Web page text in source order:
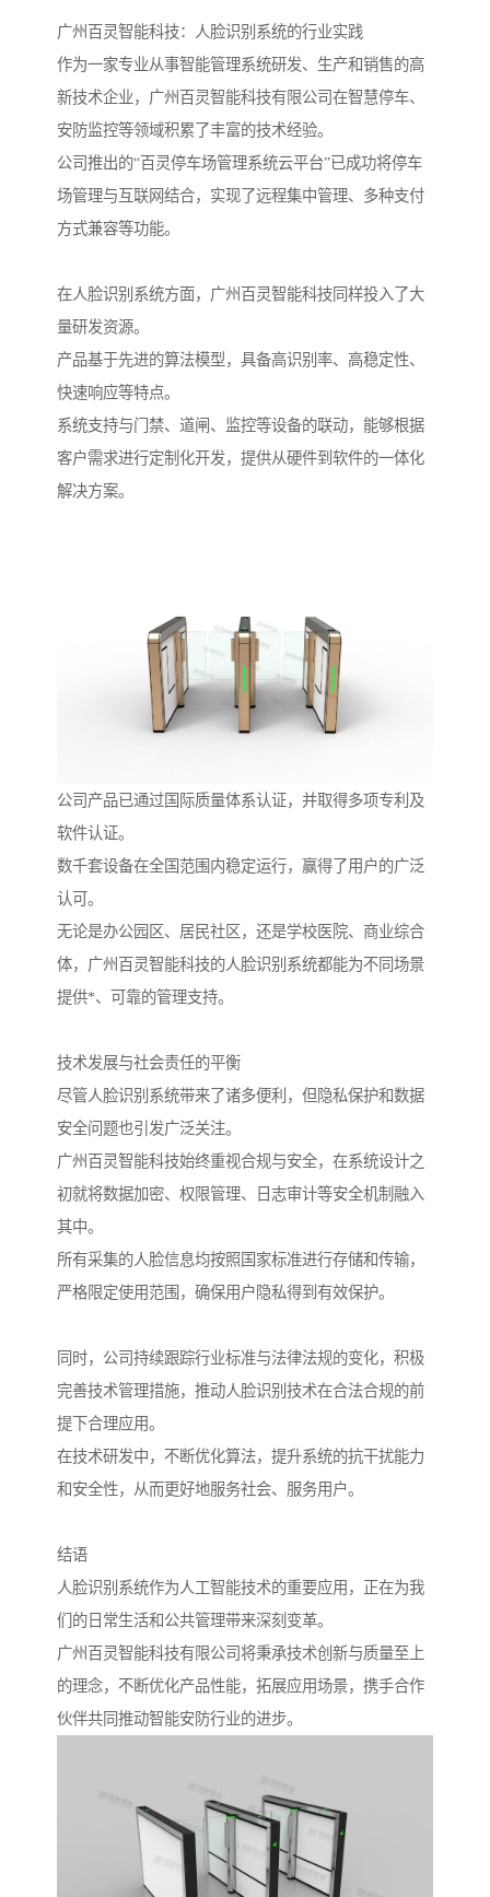
广州百灵智能科技：人脸识别系统的行业实践
作为一家专业从事智能管理系统研发、生产和销售的高
新技术企业，广州百灵智能科技有限公司在智慧停车、
安防监控等领域积累了丰富的技术经验。
公司推出的“百灵停车场管理系统云平台”已成功将停车
场管理与互联网结合，实现了远程集中管理、多种支付
方式兼容等功能。
在人脸识别系统方面，广州百灵智能科技同样投入了大
量研发资源。
产品基于先进的算法模型，具备高识别率、高稳定性、
快速响应等特点。
系统支持与门禁、道闸、监控等设备的联动，能够根据
客户需求进行定制化开发，提供从硬件到软件的一体化
解决方案。
公司产品已通过国际质量体系认证，并取得多项专利及
软件认证。
数千套设备在全国范围内稳定运行，赢得了用户的广泛
认可。
无论是办公园区、居民社区，还是学校医院、商业综合
体，广州百灵智能科技的人脸识别系统都能为不同场景
提供*、可靠的管理支持。
技术发展与社会责任的平衡
尽管人脸识别系统带来了诸多便利，但隐私保护和数据
安全问题也引发广泛关注。
广州百灵智能科技始终重视合规与安全，在系统设计之
初就将数据加密、权限管理、日志审计等安全机制融入
其中。
所有采集的人脸信息均按照国家标准进行存储和传输，
严格限定使用范围，确保用户隐私得到有效保护。
同时，公司持续跟踪行业标准与法律法规的变化，积极
完善技术管理措施，推动人脸识别技术在合法合规的前
提下合理应用。
在技术研发中，不断优化算法，提升系统的抗干扰能力
和安全性，从而更好地服务社会、服务用户。
结语
人脸识别系统作为人工智能技术的重要应用，正在为我
们的日常生活和公共管理带来深刻变革。
广州百灵智能科技有限公司将秉承技术创新与质量至上
的理念，不断优化产品性能，拓展应用场景，携手合作
伙伴共同推动智能安防行业的进步。